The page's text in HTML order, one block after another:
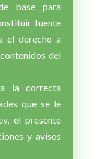
base para
fuente
el derecho a
del
la correcta
que se le
el presente
y avisos